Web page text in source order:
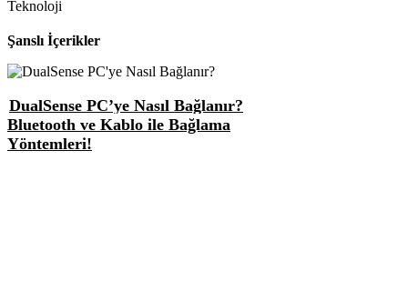
Teknoloji
Şanslı İçerikler
DualSense PC’ye Nasıl Bağlanır?
Bluetooth ve Kablo ile Bağlama
Yöntemleri!